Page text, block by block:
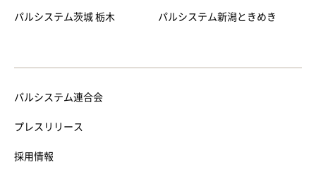
パルシステム茨城 栃木 パルシステム新潟ときめき
パルシステム連合会
プレスリリース
採用情報